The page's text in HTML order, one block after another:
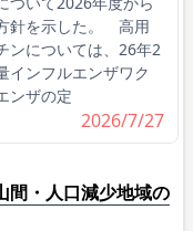
針を示した。 高用
ンについては、26年2
インフルエンザワク
ンザの定
2026/7/27
間・人口減少地域の